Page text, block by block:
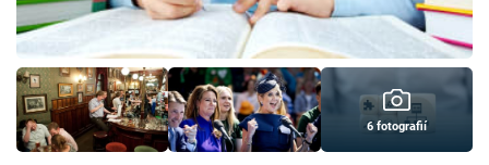
Sledujte prima+
Přihlášení 6 fotografií